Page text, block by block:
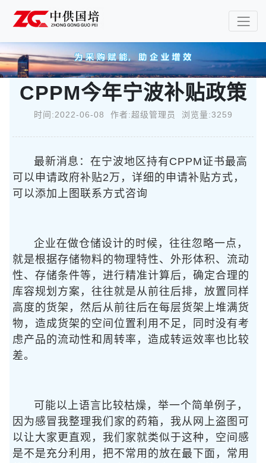
CPPM今年宁波补贴政策
时间:2022-06-08 作者:超级管理员 浏览量:3259
最新消息：在宁波地区持有CPPM证书最高
可以申请政府补贴2万，详细的申请补贴方式，
可以添加上图联系方式咨询
企业在做仓储设计的时候，往往忽略一点，
就是根据存储物料的物理特性、外形体积、流动
性、存储条件等，进行精准计算后，确定合理的
库容规划方案，往往就是从前往后排，放置同样
高度的货架，然后从前往后在每层货架上堆满货
物，造成货架的空间位置利用不足，同时没有考
虑产品的流动性和周转率，造成转运效率也比较
差。
可能以上语言比较枯燥，举一个简单例子，
因为感冒我整理我们家的药箱，我从网上盗图可
以让大家更直观，我们家就类似于这种，空间感
是不是充分利用，把不常用的放在最下面，常用